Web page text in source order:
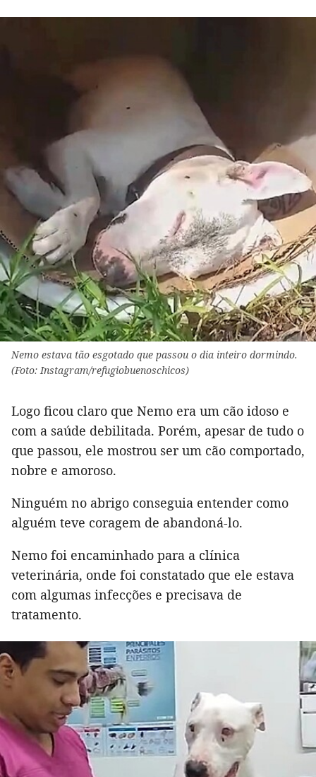
Nemo estava tão esgotado que passou o dia inteiro dormindo.
(Foto: Instagram/refugiobuenoschicos)
Logo ficou claro que Nemo era um cão idoso e
com a saúde debilitada. Porém, apesar de tudo o
que passou, ele mostrou ser um cão comportado,
nobre e amoroso.
Ninguém no abrigo conseguia entender como
alguém teve coragem de abandoná-lo.
Nemo foi encaminhado para a clínica
veterinária, onde foi constatado que ele estava
com algumas infecções e precisava de
tratamento.